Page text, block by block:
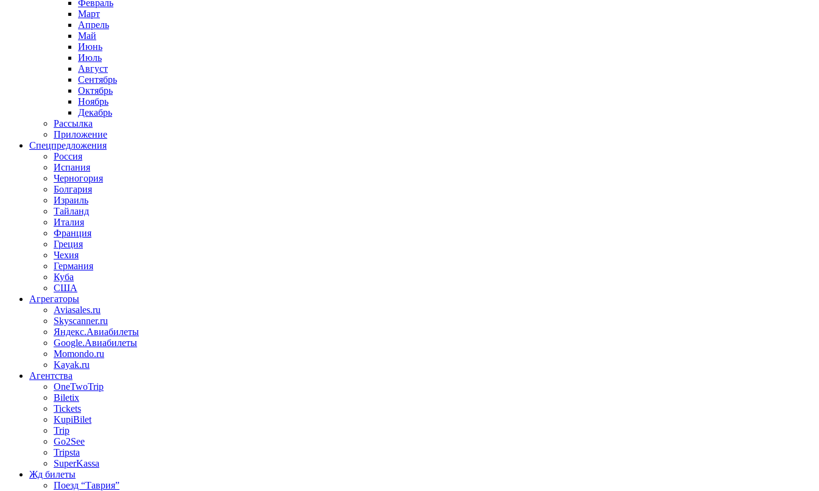
Февраль
Март
Апрель
Май
Июнь
Июль
Август
Сентябрь
Октябрь
Ноябрь
Декабрь
Рассылка
Приложение
Спецпредложения
Россия
Испания
Черногория
Болгария
Израиль
Тайланд
Италия
Франция
Греция
Чехия
Германия
Куба
США
Агрегаторы
Aviasales.ru
Skyscanner.ru
Яндекс.Авиабилеты
Google.Авиабилеты
Momondo.ru
Kayak.ru
Агентства
OneTwoTrip
Biletix
Tickets
KupiBilet
Trip
Go2See
Tripsta
SuperKassa
Жд билеты
Поезд “Таврия”